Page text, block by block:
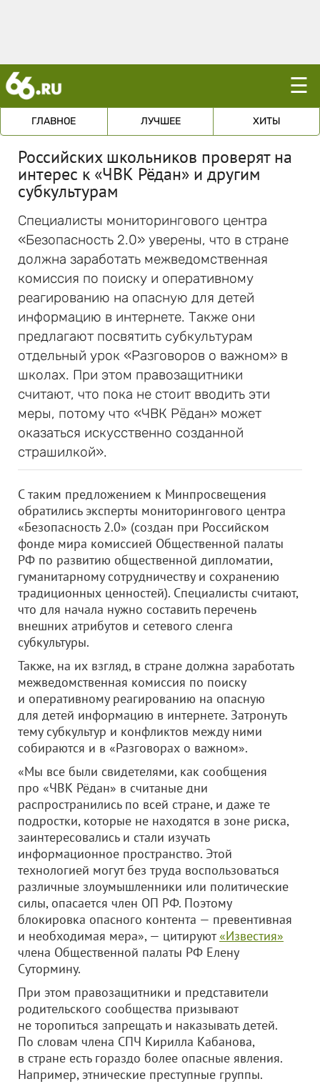
☰
ГЛАВНОЕ ЛУЧШЕЕ ХИТЫ
Российских школьников проверят на
интерес к «ЧВК Рёдан» и другим
субкультурам
Специалисты мониторингового центра
«Безопасность 2.0» уверены, что в стране
должна заработать межведомственная
комиссия по поиску и оперативному
реагированию на опасную для детей
информацию в интернете. Также они
предлагают посвятить субкультурам
отдельный урок «Разговоров о важном» в
школах. При этом правозащитники
считают, что пока не стоит вводить эти
меры, потому что «ЧВК Рёдан» может
оказаться искусственно созданной
страшилкой».
С таким предложением к Минпросвещения
обратились эксперты мониторингового центра
«Безопасность 2.0» (создан при Российском
фонде мира комиссией Общественной палаты
РФ по развитию общественной дипломатии,
гуманитарному сотрудничеству и сохранению
традиционных ценностей). Специалисты считают,
что для начала нужно составить перечень
внешних атрибутов и сетевого сленга
субкультуры.
Также, на их взгляд, в стране должна заработать
межведомственная комиссия по поиску
и оперативному реагированию на опасную
для детей информацию в интернете. Затронуть
тему субкультур и конфликтов между ними
собираются и в «Разговорах о важном».
«Мы все были свидетелями, как сообщения
про «ЧВК Рёдан» в считаные дни
распространились по всей стране, и даже те
подростки, которые не находятся в зоне риска,
заинтересовались и стали изучать
информационное пространство. Этой
технологией могут без труда воспользоваться
различные злоумышленники или политические
силы, опасается член ОП РФ. Поэтому
блокировка опасного контента — превентивная
и необходимая мера», — цитируют«Известия»
члена Общественной палаты РФ Елену
Сутормину.
При этом правозащитники и представители
родительского сообщества призывают
не торопиться запрещать и наказывать детей.
По словам члена СПЧ Кирилла Кабанова,
в стране есть гораздо более опасные явления.
Например, этнические преступные группы.